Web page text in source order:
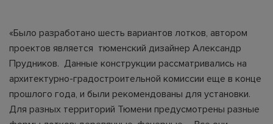
«Было разработано шесть вариантов лотков, автором
проектов является тюменский дизайнер Александр
Прудников. Данные конструкции рассматривались на
архитектурно-градостроительной комиссии еще в конце
прошлого года, и были рекомендованы для установки.
Для разных территорий Тюмени предусмотрены разные